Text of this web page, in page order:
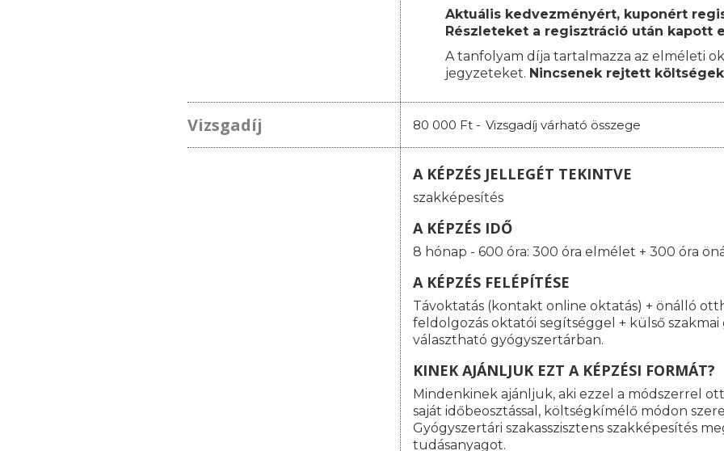
Aktuális kedvezményért, kuponért
Részleteket a regisztráció után kapott
A tanfolyam díja tartalmazza az elméleti
jegyzeteket. Nincsenek rejtett
Vizsgadíj 80 000 Ft - Vizsgadíj várható összege
A KÉPZÉS JELLEGÉT TEKINTVE
szakképesítés
A KÉPZÉS IDŐ
8 hónap - 600 óra: 300 óra elmélet + 300 óra
A KÉPZÉS FELÉPÍTÉSE
Távoktatás (kontakt online oktatás) + önálló
feldolgozás oktatói segítséggel + külső
választható gyógyszertárban.
KINEK AJÁNLJUK EZT A KÉPZÉSI FORMÁT?
Mindenkinek ajánljuk, aki ezzel a módszerrel
saját időbeosztással, költségkímélő módon
Gyógyszertári szakasszisztens szakképesítés
tudásanyagot.